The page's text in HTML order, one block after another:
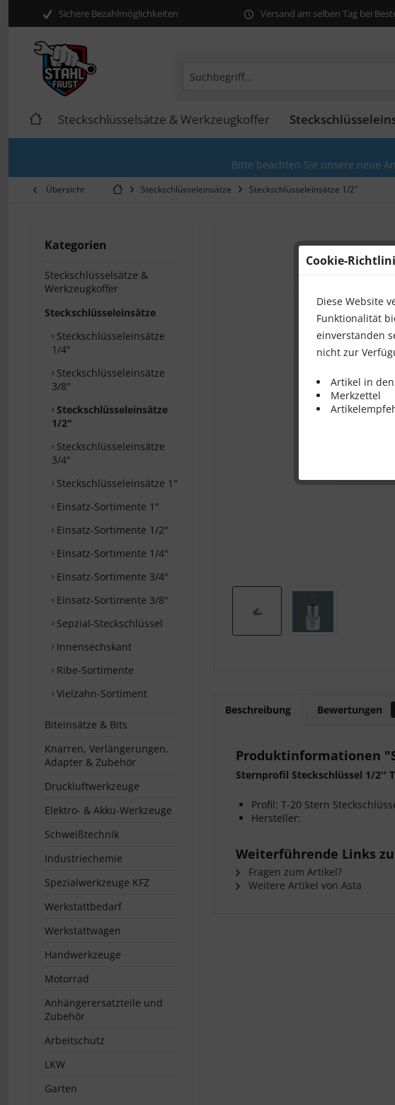
Sichere Bezahlmöglichkeiten Versand am selben Tag bei
Steckschlüsselsätze & Werkzeugkoffer
Bitte beachten Sie unsere neue
Übersicht Steckschlüsseleinsätze Steckschlüsseleinsätze 1/2"
Kategorien
Steckschlüsselsätze &
Werkzeugkoffer
Steckschlüsseleinsätze
Steckschlüsseleinsätze
1/4"
Steckschlüsseleinsätze
3/8"
Steckschlüsseleinsätze
1/2"
Steckschlüsseleinsätze
3/4"
Steckschlüsseleinsätze 1"
Einsatz-Sortimente 1"
Einsatz-Sortimente 1/2"
Einsatz-Sortimente 1/4"
Einsatz-Sortimente 3/4"
Einsatz-Sortimente 3/8"
Sepzial-Steckschlüssel
Innensechskant
Ribe-Sortimente
Vielzahn-Sortiment
Biteinsätze & Bits
Knarren, Verlängerungen,
Adapter & Zubehör
Druckluftwerkzeuge
Elektro- & Akku-Werkzeuge
Schweißtechnik
Industriechemie
Spezialwerkzeuge KFZ
Werkstattbedarf
Werkstattwagen
Handwerkzeuge
Motorrad
Anhängerersatzteile und
Zubehör
Arbeitschutz
LKW
Garten
Beschreibung Bewertungen
Produktinformationen
Sternprofil Steckschlüssel 1/2''
Profil: T-20 Stern
Hersteller:
Weiterführende Links
Fragen zum Artikel?
Weitere Artikel von Asta
Cookie-
Diese Website
Funktionalität
einverstanden
nicht zur
Artikel in
Merkzettel